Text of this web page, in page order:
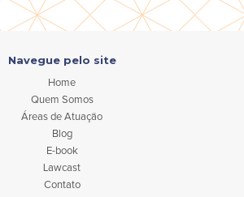
Navegue pelo site
Home
Quem Somos
Áreas de Atuação
Blog
E-book
Lawcast
Contato